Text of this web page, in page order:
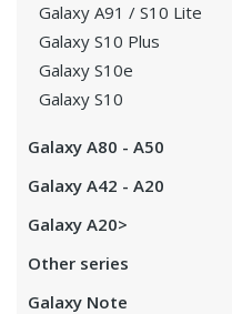
Galaxy A91 / S10 Lite
Galaxy S10 Plus
Galaxy S10e
Galaxy S10
Galaxy A80 - A50
Galaxy A42 - A20
Galaxy A20>
Other series
Galaxy Note